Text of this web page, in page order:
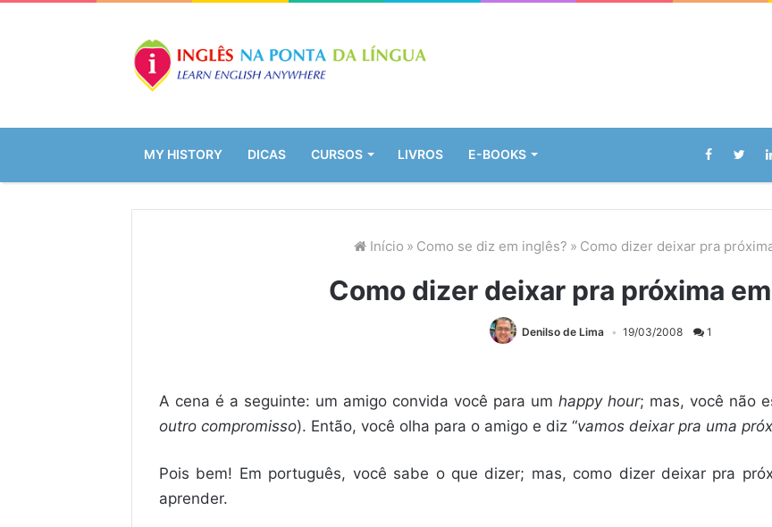
MY HISTORY DICAS CURSOS LIVROS E-BOOKS
Início » Como se diz em inglês? » Como dizer deixar pra
Como dizer deixar pra próxima
Denilso de Lima 19/03/2008 1
A cena é a seguinte: um amigo convida você para um happy hour; mas, você não
outro compromisso). Então, você olha para o amigo e diz “vamos deixar pra uma
Pois bem! Em português, você sabe o que dizer; mas, como dizer deixar pra
aprender.